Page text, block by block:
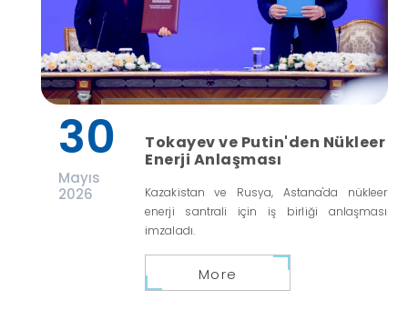
30
Mayıs
2026
Tokayev ve Putin'den Nükleer
Enerji Anlaşması
Kazakistan ve Rusya, Astana'da nükleer
enerji santrali için iş birliği anlaşması
imzaladı.
More